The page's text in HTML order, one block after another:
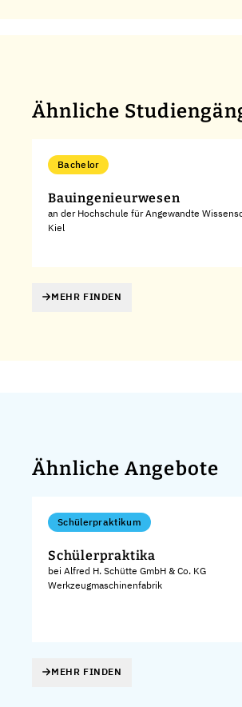
Ähnliche
Bachelor
Bauingenieurwesen
an der Hochschule für Angewandte
Kiel
MEHR FINDEN
Ähnliche Angebote
Schülerpraktikum
Schülerpraktika
bei Alfred H. Schütte GmbH & Co. KG
Werkzeugmaschinenfabrik
MEHR FINDEN